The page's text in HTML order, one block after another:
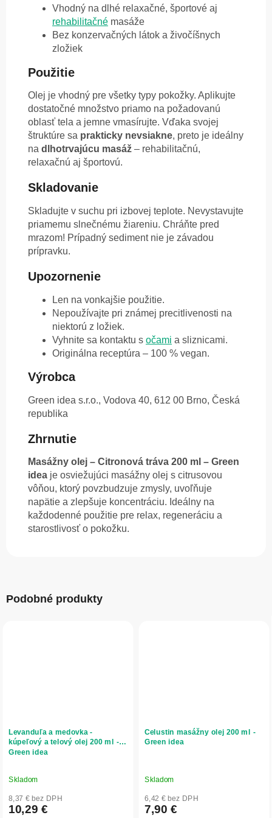
Vhodný na dlhé relaxačné, športové aj
rehabilitačné masáže
Bez konzervačných látok a živočíšnych
zložiek
Použitie
Olej je vhodný pre všetky typy pokožky. Aplikujte
dostatočné množstvo priamo na požadovanú
oblasť tela a jemne vmasírujte. Vďaka svojej
štruktúre sa prakticky nevsiakne, preto je ideálny
na dlhotrvajúcu masáž – rehabilitačnú,
relaxačnú aj športovú.
Skladovanie
Skladujte v suchu pri izbovej teplote. Nevystavujte
priamemu slnečnému žiareniu. Chráňte pred
mrazom! Prípadný sediment nie je závadou
prípravku.
Upozornenie
Len na vonkajšie použitie.
Nepoužívajte pri známej precitlivenosti na
niektorú z ložiek.
Vyhnite sa kontaktu s očami a sliznicami.
Originálna receptúra – 100 % vegan.
Výrobca
Green idea s.r.o., Vodova 40, 612 00 Brno, Česká
republika
Zhrnutie
Masážny olej – Citronová tráva 200 ml – Green
idea je osviežujúci masážny olej s citrusovou
vôňou, ktorý povzbudzuje zmysly, uvoľňuje
napätie a zlepšuje koncentráciu. Ideálny na
každodenné použitie pre relax, regeneráciu a
starostlivosť o pokožku.
Podobné produkty
Levanduľa a medovka -
kúpeľový a telový olej 200 ml -
Green idea
Skladom
8,37 € bez DPH
10,29 €
Celustin masážny olej 200 ml -
Green idea
Skladom
6,42 € bez DPH
7,90 €